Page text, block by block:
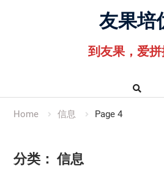
友果培
到友果，爱拼
Home 信息 Page 4
分类： 信息